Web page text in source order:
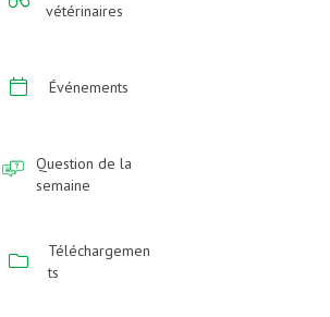
vétérinaires
Événements
Question de la
semaine
Téléchargemen
ts